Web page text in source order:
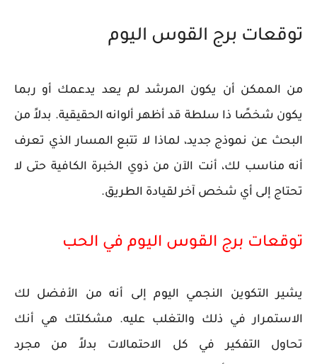
توقعات برج القوس اليوم
من الممكن أن يكون المرشد لم يعد يدعمك أو ربما
يكون شخصًا ذا سلطة قد أظهر ألوانه الحقيقية. بدلاً من
البحث عن نموذج جديد، لماذا لا تتبع المسار الذي تعرف
أنه مناسب لك، أنت الآن من ذوي الخبرة الكافية حتى لا
تحتاج إلى أي شخص آخر لقيادة الطريق.
توقعات برج القوس اليوم في الحب
يشير التكوين النجمي اليوم إلى أنه من الأفضل لك
الاستمرار في ذلك والتغلب عليه. مشكلتك هي أنك
تحاول التفكير في كل الاحتمالات بدلاً من مجرد